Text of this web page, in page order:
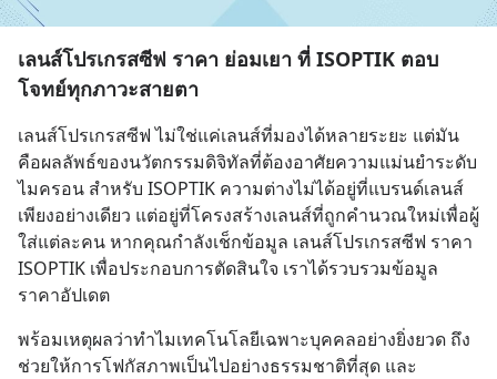
เลนส์โปรเกรสซีฟ ราคา ย่อมเยา ที่ ISOPTIK ตอบ
โจทย์ทุกภาวะสายตา
เลนส์โปรเกรสซีฟ ไม่ใช่แค่เลนส์ที่มองได้หลายระยะ แต่มัน
คือผลลัพธ์ของนวัตกรรมดิจิทัลที่ต้องอาศัยความแม่นยำระดับ
ไมครอน สำหรับ ISOPTIK ความต่างไม่ได้อยู่ที่แบรนด์เลนส์
เพียงอย่างเดียว แต่อยู่ที่โครงสร้างเลนส์ที่ถูกคำนวณใหม่เพื่อผู้
ใส่แต่ละคน หากคุณกำลังเช็กข้อมูล เลนส์โปรเกรสซีฟ ราคา
ISOPTIK เพื่อประกอบการตัดสินใจ เราได้รวบรวมข้อมูล
ราคาอัปเดต
พร้อมเหตุผลว่าทำไมเทคโนโลยีเฉพาะบุคคลอย่างยิ่งยวด ถึง
ช่วยให้การโฟกัสภาพเป็นไปอย่างธรรมชาติที่สุด และ